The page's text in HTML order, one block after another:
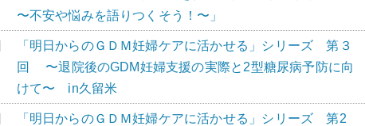
〜不安や悩みを語りつくそう！〜」
「明日からのＧＤＭ妊婦ケアに活かせる」シリーズ 第３
回 〜退院後のGDM妊婦支援の実際と2型糖尿病予防に向
けて〜 in久留米
「明日からのＧＤＭ妊婦ケアに活かせる」シリーズ 第2